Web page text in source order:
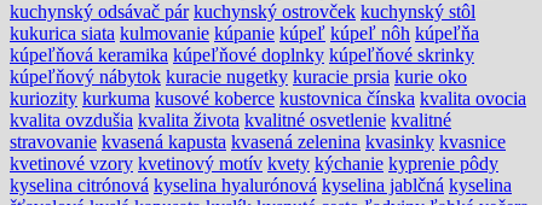
kuchynský odsávač pár kuchynský ostrovček kuchynský stôl
kukurica siata kulmovanie kúpanie kúpeľ kúpeľ nôh kúpeľňa
kúpeľňová keramika kúpeľňové doplnky kúpeľňové skrinky
kúpeľňový nábytok kuracie nugetky kuracie prsia kurie oko
kuriozity kurkuma kusové koberce kustovnica čínska kvalita ovocia
kvalita ovzdušia kvalita života kvalitné osvetlenie kvalitné
stravovanie kvasená kapusta kvasená zelenina kvasinky kvasnice
kvetinové vzory kvetinový motív kvety kýchanie kyprenie pôdy
kyselina citrónová kyselina hyalurónová kyselina jablčná kyselina